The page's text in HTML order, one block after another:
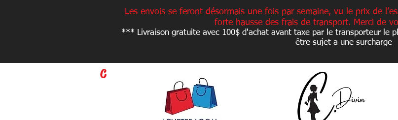
Les envois se feront désormais une fois par semaine, vu le prix de
forte hausse des frais de transport. Merci de
*** Livraison gratuite avec 100$ d'achat avant taxe par le transporteur le
être sujet a une surcharge
C